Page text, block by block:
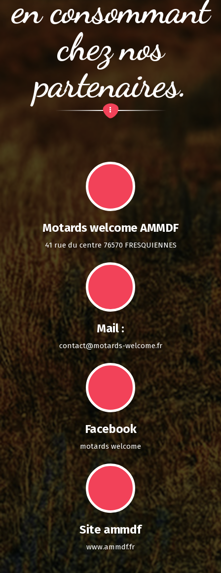
en consommant
chez nos
partenaires.
Motards welcome AMMDF
41 rue du centre 76570 FRESQUIENNES
Mail :
contact@motards-welcome.fr
Facebook
motards welcome
Site ammdf
www.ammdf.fr